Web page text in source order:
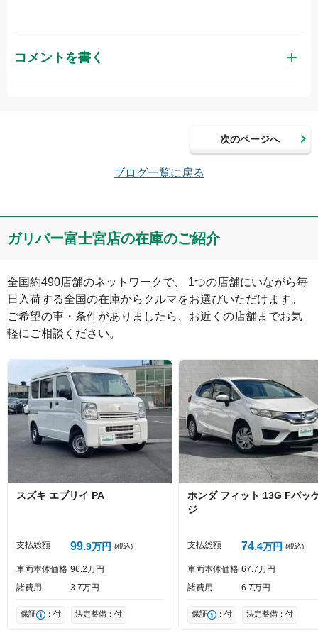
コメントを書く
メールアドレス（半角英数）
コメント
絵文字は投稿時に削除します 0 文字/140文字
Captcha
次のページへ
ブログ一覧に戻る
ガリバー富士宮店の在庫のご紹介
全国約490店舗のネットワークで、 1つの店舗にいながら毎
日入荷する全国の在庫からクルマをお選びいただけます。
ご希望の車・条件がありましたら、お近くの店舗までお気
軽にご相談ください。
スズキ エブリイ PA
支払総額 99 9万円 (税込)
車両本体価格 96 2万円
諸費用
3 7万円
保証 ：付 法定整備：付
ホンダ フィット 13G Fパッ
ジ
支払総額 74 4万円 (税込)
車両本体価格 67 7万円
諸費用
6 7万円
保証 ：付 法定整備：付